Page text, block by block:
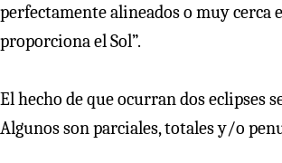
perfectamente alineados o muy cerca
proporciona el Sol”.
El hecho de que ocurran dos eclipses
Algunos son parciales, totales y/o